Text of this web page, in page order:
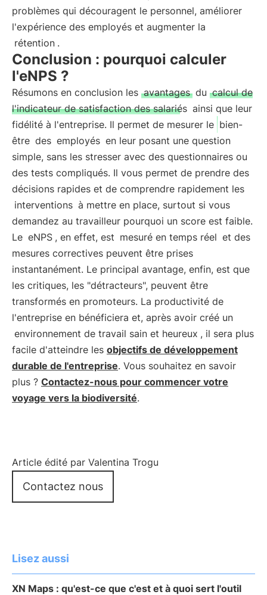
problèmes qui découragent le personnel, améliorer
l'expérience des employés et augmenter la
rétention .
Conclusion : pourquoi calculer
l'eNPS ?
Résumons en conclusion les avantages du calcul de
l'indicateur de satisfaction des salariés ainsi que leur
fidélité à l'entreprise. Il permet de mesurer le bien-
être des employés en leur posant une question
simple, sans les stresser avec des questionnaires ou
des tests compliqués. Il vous permet de prendre des
décisions rapides et de comprendre rapidement les
interventions à mettre en place, surtout si vous
demandez au travailleur pourquoi un score est faible.
Le eNPS , en effet, est mesuré en temps réel et des
mesures correctives peuvent être prises
instantanément. Le principal avantage, enfin, est que
les critiques, les "détracteurs", peuvent être
transformés en promoteurs. La productivité de
l'entreprise en bénéficiera et, après avoir créé un
environnement de travail sain et heureux , il sera plus
facile d'atteindre les objectifs de développement
durable de l'entreprise. Vous souhaitez en savoir
plus ? Contactez-nous pour commencer votre
voyage vers la biodiversité.
Article édité par Valentina Trogu
Contactez nous
Lisez aussi
XN Maps : qu'est-ce que c'est et à quoi sert l'outil